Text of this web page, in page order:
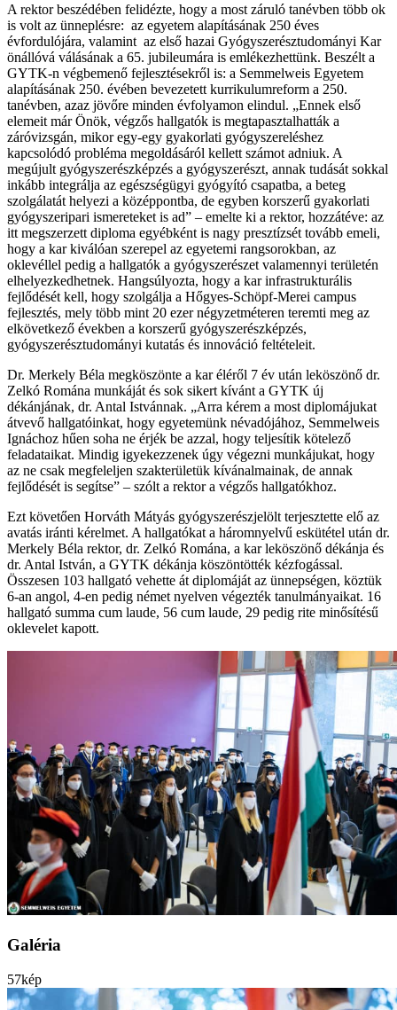
A rektor beszédében felidézte, hogy a most záruló tanévben több ok
is volt az ünneplésre: az egyetem alapításának 250 éves
évfordulójára, valamint az első hazai Gyógyszerésztudományi Kar
önállóvá válásának a 65. jubileumára is emlékezhettünk. Beszélt a
GYTK-n végbemenő fejlesztésekről is: a Semmelweis Egyetem
alapításának 250. évében bevezetett kurrikulumreform a 250.
tanévben, azaz jövőre minden évfolyamon elindul. „Ennek első
elemeit már Önök, végzős hallgatók is megtapasztalhatták a
záróvizsgán, mikor egy-egy gyakorlati gyógyszereléshez
kapcsolódó probléma megoldásáról kellett számot adniuk. A
megújult gyógyszerészképzés a gyógyszerészt, annak tudását sokkal
inkább integrálja az egészségügyi gyógyító csapatba, a beteg
szolgálatát helyezi a középpontba, de egyben korszerű gyakorlati
gyógyszeripari ismereteket is ad” – emelte ki a rektor, hozzátéve: az
itt megszerzett diploma egyébként is nagy presztízsét tovább emeli,
hogy a kar kiválóan szerepel az egyetemi rangsorokban, az
oklevéllel pedig a hallgatók a gyógyszerészet valamennyi területén
elhelyezkedhetnek. Hangsúlyozta, hogy a kar infrastrukturális
fejlődését kell, hogy szolgálja a Hőgyes-Schöpf-Merei campus
fejlesztés, mely több mint 20 ezer négyzetméteren teremti meg az
elkövetkező években a korszerű gyógyszerészképzés,
gyógyszerésztudományi kutatás és innováció feltételeit.
Dr. Merkely Béla megköszönte a kar éléről 7 év után leköszönő dr.
Zelkó Romána munkáját és sok sikert kívánt a GYTK új
dékánjának, dr. Antal Istvánnak. „Arra kérem a most diplomájukat
átvevő hallgatóinkat, hogy egyetemünk névadójához, Semmelweis
Ignáchoz hűen soha ne érjék be azzal, hogy teljesítik kötelező
feladataikat. Mindig igyekezzenek úgy végezni munkájukat, hogy
az ne csak megfeleljen szakterületük kívánalmainak, de annak
fejlődését is segítse” – szólt a rektor a végzős hallgatókhoz.
Ezt követően Horváth Mátyás gyógyszerészjelölt terjesztette elő az
avatás iránti kérelmet. A hallgatókat a háromnyelvű eskütétel után dr.
Merkely Béla rektor, dr. Zelkó Romána, a kar leköszönő dékánja és
dr. Antal István, a GYTK dékánja köszöntötték kézfogással.
Összesen 103 hallgató vehette át diplomáját az ünnepségen, köztük
6-an angol, 4-en pedig német nyelven végezték tanulmányaikat. 16
hallgató summa cum laude, 56 cum laude, 29 pedig rite minősítésű
oklevelet kapott.
Galéria
57kép